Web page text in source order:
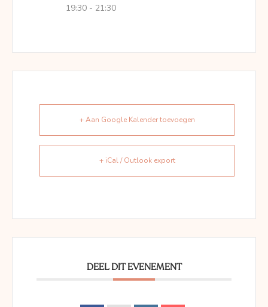
19:30 - 21:30
+ Aan Google Kalender toevoegen
+ iCal / Outlook export
DEEL DIT EVENEMENT